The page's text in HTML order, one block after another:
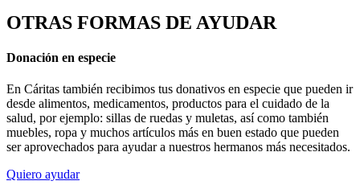
OTRAS FORMAS DE AYUDAR
Donación en especie
En Cáritas también recibimos tus donativos en especie que pueden ir
desde alimentos, medicamentos, productos para el cuidado de la
salud, por ejemplo: sillas de ruedas y muletas, así como también
muebles, ropa y muchos artículos más en buen estado que pueden
ser aprovechados para ayudar a nuestros hermanos más necesitados.
Quiero ayudar